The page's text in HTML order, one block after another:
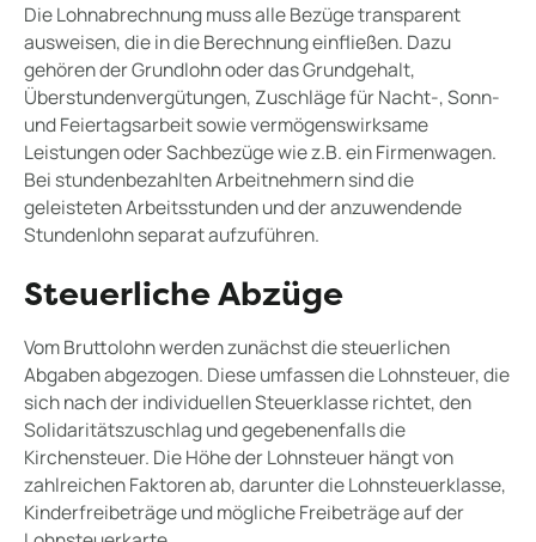
Die Lohnabrechnung muss alle Bezüge transparent
ausweisen, die in die Berechnung einfließen. Dazu
gehören der Grundlohn oder das Grundgehalt,
Überstundenvergütungen, Zuschläge für Nacht-, Sonn-
und Feiertagsarbeit sowie vermögenswirksame
Leistungen oder Sachbezüge wie z.B. ein Firmenwagen.
Bei stundenbezahlten Arbeitnehmern sind die
geleisteten Arbeitsstunden und der anzuwendende
Stundenlohn separat aufzuführen.
Steuerliche Abzüge
Vom Bruttolohn werden zunächst die steuerlichen
Abgaben abgezogen. Diese umfassen die Lohnsteuer, die
sich nach der individuellen Steuerklasse richtet, den
Solidaritätszuschlag und gegebenenfalls die
Kirchensteuer. Die Höhe der Lohnsteuer hängt von
zahlreichen Faktoren ab, darunter die Lohnsteuerklasse,
Kinderfreibeträge und mögliche Freibeträge auf der